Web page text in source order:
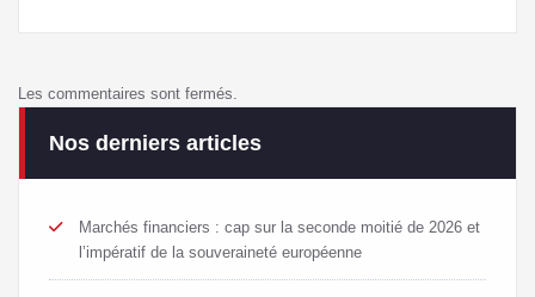
Les commentaires sont fermés.
Nos derniers articles
Marchés financiers : cap sur la seconde moitié de 2026 et
l’impératif de la souveraineté européenne